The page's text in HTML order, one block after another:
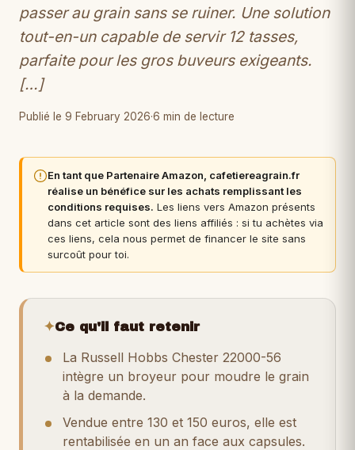
passer au grain sans se ruiner. Une solution
tout-en-un capable de servir 12 tasses,
parfaite pour les gros buveurs exigeants.
[…]
Publié le 9 February 2026·6 min de lecture
En tant que Partenaire Amazon, cafetiereagrain.fr
réalise un bénéfice sur les achats remplissant les
conditions requises. Les liens vers Amazon présents
dans cet article sont des liens affiliés : si tu achètes via
ces liens, cela nous permet de financer le site sans
surcoût pour toi.
✦Ce qu'il faut retenir
La Russell Hobbs Chester 22000-56
intègre un broyeur pour moudre le grain
à la demande.
Vendue entre 130 et 150 euros, elle est
rentabilisée en un an face aux capsules.